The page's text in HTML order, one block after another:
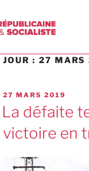
JOUR : 27 MARS
27 MARS 2019
La défaite
victoire en